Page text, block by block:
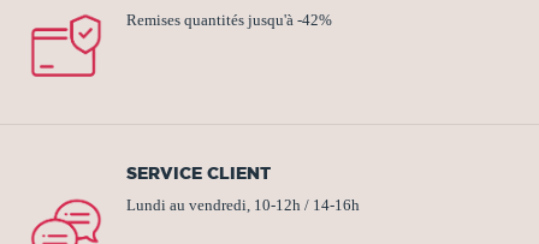
Remises quantités jusqu'à -42%
SERVICE CLIENT
Lundi au vendredi, 10-12h / 14-16h